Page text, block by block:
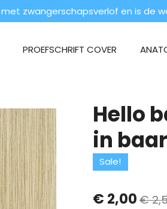
zwangerschapsverlof en is de
PROEFSCHRIFT COVER
Hello
in
Sale!
€ 2,00 €